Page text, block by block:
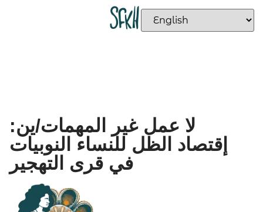
لا عمل غير المهمات/ين:
إقتصاد الظل للنساء النوبيات
في قرى التهجير